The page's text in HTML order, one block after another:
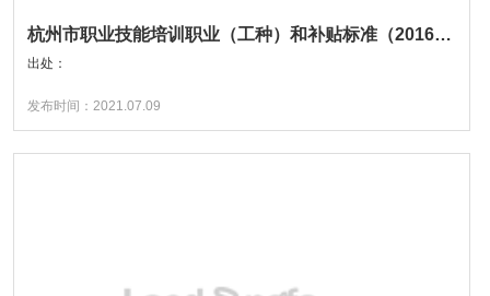
杭州市职业技能培训职业（工种）和补贴标准（2016版）
出处：
发布时间：2021.07.09